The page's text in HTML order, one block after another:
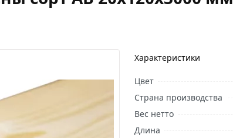
Характеристики
Цвет
Страна производства
Вес нетто
Длина